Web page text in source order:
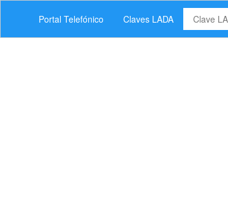
Portal Telefónico Claves LADA